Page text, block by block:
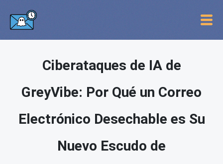
Ciberataques de IA de
GreyVibe: Por Qué un Correo
Electrónico Desechable es Su
Nuevo Escudo de